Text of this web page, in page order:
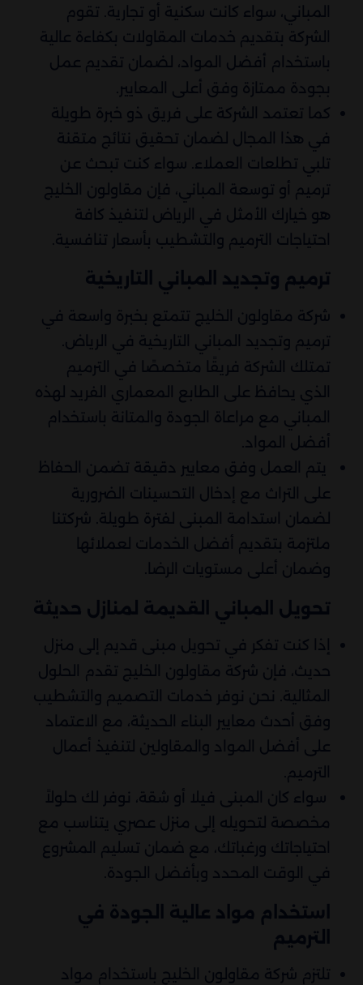
المباني، سواء كانت سكنية أو تجارية. تقوم
الشركة بتقديم خدمات المقاولات بكفاءة عالية
باستخدام أفضل المواد، لضمان تقديم عمل
بجودة ممتازة وفق أعلى المعايير.
كما تعتمد الشركة على فريق ذو خبرة طويلة
في هذا المجال لضمان تحقيق نتائج متقنة
تلبي تطلعات العملاء. سواء كنت تبحث عن
ترميم أو توسعة المباني، فإن مقاولون الخليج
هو خيارك الأمثل في الرياض لتنفيذ كافة
احتياجات الترميم والتشطيب بأسعار تنافسية.
ترميم وتجديد المباني التاريخية
شركة مقاولون الخليج تتمتع بخبرة واسعة في
ترميم وتجديد المباني التاريخية في الرياض.
تمتلك الشركة فريقًا متخصصًا في الترميم
الذي يحافظ على الطابع المعماري الفريد لهذه
المباني مع مراعاة الجودة والمتانة باستخدام
أفضل المواد.
يتم العمل وفق معايير دقيقة تضمن الحفاظ
على التراث مع إدخال التحسينات الضرورية
لضمان استدامة المبنى لفترة طويلة. شركتنا
ملتزمة بتقديم أفضل الخدمات لعملائها
وضمان أعلى مستويات الرضا.
تحويل المباني القديمة لمنازل حديثة
إذا كنت تفكر في تحويل مبنى قديم إلى منزل
حديث، فإن شركة مقاولون الخليج تقدم الحلول
المثالية. نحن نوفر خدمات التصميم والتشطيب
وفق أحدث معايير البناء الحديثة، مع الاعتماد
على أفضل المواد والمقاولين لتنفيذ أعمال
الترميم.
سواء كان المبنى فيلا أو شقة، نوفر لك حلولاً
مخصصة لتحويله إلى منزل عصري يتناسب مع
احتياجاتك ورغباتك، مع ضمان تسليم المشروع
في الوقت المحدد وبأفضل الجودة.
استخدام مواد عالية الجودة في
الترميم
تلتزم شركة مقاولون الخليج باستخدام مواد